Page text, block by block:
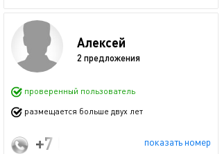
Алексей
2 предложения
проверенный пользователь
размещается больше двух лет
показать номер
+7 (993) 016-67-97